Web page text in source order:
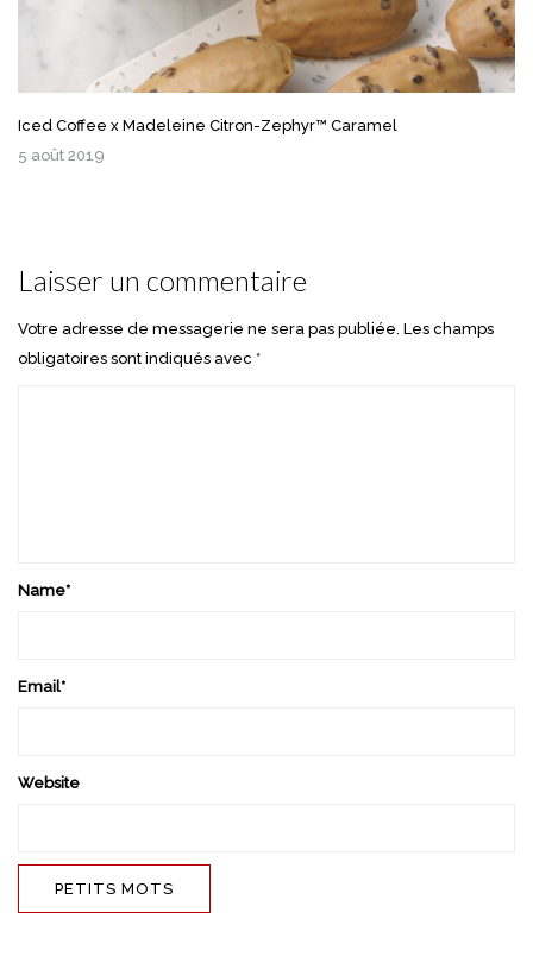
Iced Coffee x Madeleine Citron-Zephyr™ Caramel
5 août 2019
Laisser un commentaire
Votre adresse de messagerie ne sera pas publiée. Les champs
obligatoires sont indiqués avec *
Name*
Email*
Website